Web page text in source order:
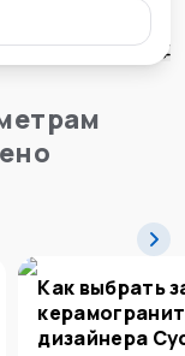
Как выбрать
дизайнера